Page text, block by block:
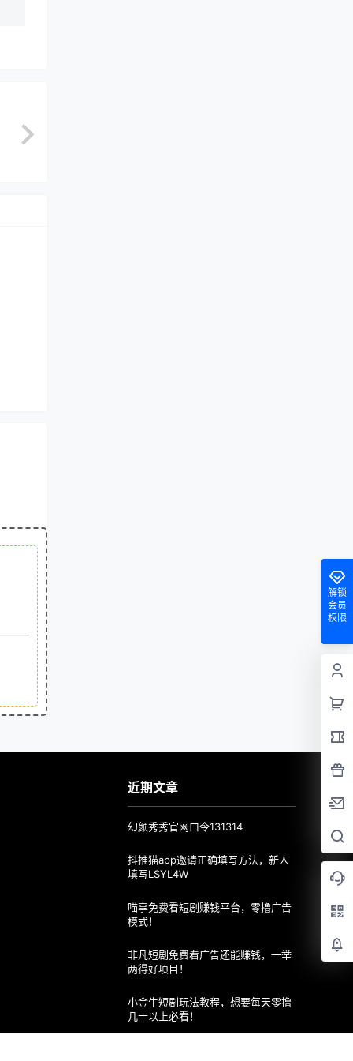
解锁
会员
权限
近期文章
幻颜秀秀官网口令131314
抖推猫app邀请正确填写方法，新人
填写LSYL4W
喵享免费看短剧赚钱平台，零撸广告
模式！
非凡短剧免费看广告还能赚钱，一举
两得好项目！
小金牛短剧玩法教程，想要每天零撸
几十以上必看！